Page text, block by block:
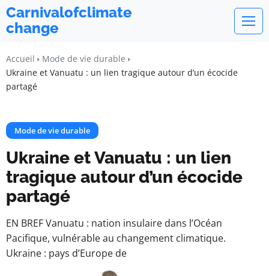
Carnivalofclimate
change
Accueil
Mode de vie durable
Ukraine et Vanuatu : un lien tragique autour d’un écocide
partagé
Mode de vie durable
Ukraine et Vanuatu : un lien
tragique autour d’un écocide
partagé
EN BREF Vanuatu : nation insulaire dans l’Océan
Pacifique, vulnérable au changement climatique.
Ukraine : pays d’Europe de